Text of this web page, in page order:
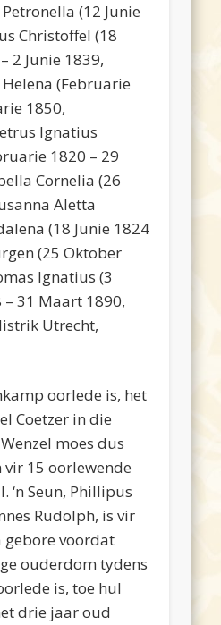
(12 Junie
Christoffel (18
2 Junie 1839,
(Februarie
1850,
Ignatius
1820 – 29
Cornelia (26
Aletta
(18 Junie 1824
(25 Oktober
Ignatius (3
– 31 Maart 1890,
Utrecht,
oorlede is, het
Coetzer in die
moes dus
15 oorlewende
‘n Seun, Phillipus
Rudolph, is vir
gebore voordat
ouderdom tydens
is, toe hul
drie jaar oud